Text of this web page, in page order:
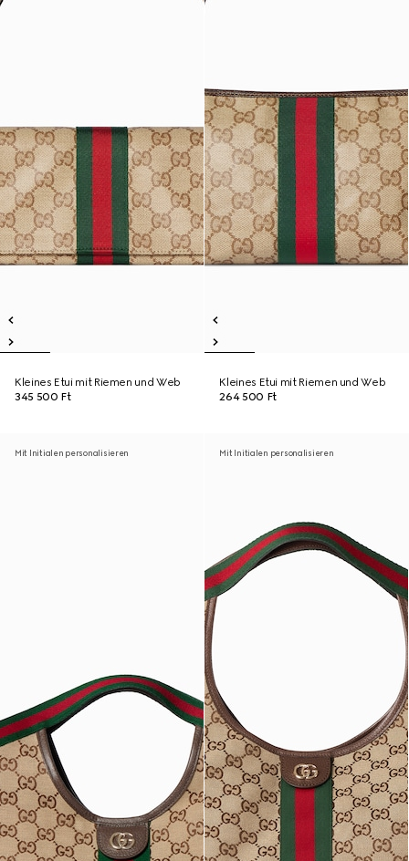
Kleines Etui mit Riemen und Web
345 500 Ft
Kleines Etui mit Riemen und Web
264 500 Ft
Mit Initialen personalisieren Mit Initialen personalisieren